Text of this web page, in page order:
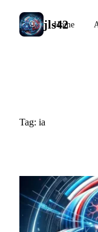
jls42
Home
Tag: ia